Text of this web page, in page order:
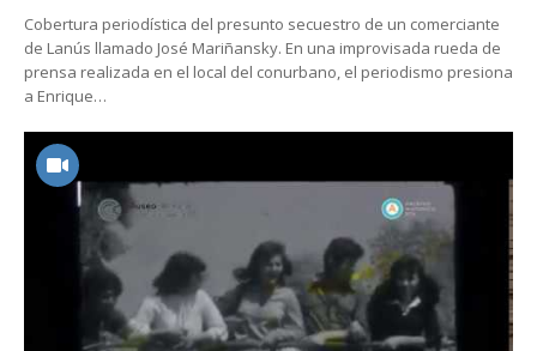
Cobertura periodística del presunto secuestro de un comerciante
de Lanús llamado José Mariñansky. En una improvisada rueda de
prensa realizada en el local del conurbano, el periodismo presiona
a Enrique…